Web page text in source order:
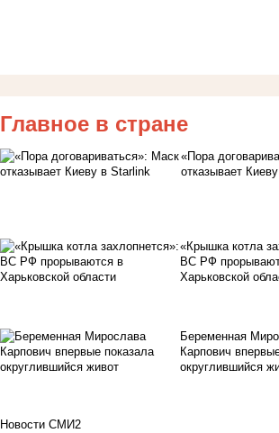
Главное в стране
«Пора
отказывает
«Крышка котла
ВС РФ
Харьковской
Беременная
Карпович
округлившийся
Новости СМИ2